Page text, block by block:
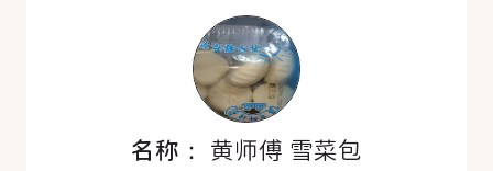
名称： 黄师傅 雪菜包